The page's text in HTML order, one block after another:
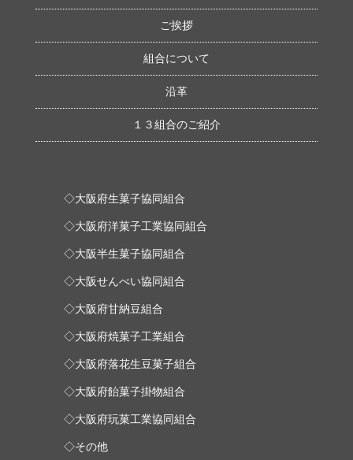
ご挨拶
組合について
沿革
１３組合のご紹介
◇大阪府生菓子協同組合
◇大阪府洋菓子工業協同組合
◇大阪半生菓子協同組合
◇大阪せんべい協同組合
◇大阪府甘納豆組合
◇大阪府焼菓子工業組合
◇大阪府落花生豆菓子組合
◇大阪府飴菓子掛物組合
◇大阪府玩菓工業協同組合
◇その他